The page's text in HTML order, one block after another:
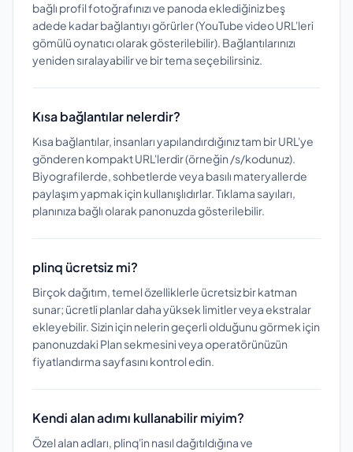
bağlı profil fotoğrafınızı ve panoda eklediğiniz beş
adede kadar bağlantıyı görürler (YouTube video URL'leri
gömülü oynatıcı olarak gösterilebilir). Bağlantılarınızı
yeniden sıralayabilir ve bir tema seçebilirsiniz.
Kısa bağlantılar nelerdir?
Kısa bağlantılar, insanları yapılandırdığınız tam bir URL'ye
gönderen kompakt URL'lerdir (örneğin /s/kodunuz).
Biyografilerde, sohbetlerde veya basılı materyallerde
paylaşım yapmak için kullanışlıdırlar. Tıklama sayıları,
planınıza bağlı olarak panonuzda gösterilebilir.
plinq ücretsiz mi?
Birçok dağıtım, temel özelliklerle ücretsiz bir katman
sunar; ücretli planlar daha yüksek limitler veya ekstralar
ekleyebilir. Sizin için nelerin geçerli olduğunu görmek için
panonuzdaki Plan sekmesini veya operatörünüzün
fiyatlandırma sayfasını kontrol edin.
Kendi alan adımı kullanabilir miyim?
Özel alan adları, plinq'in nasıl dağıtıldığına ve